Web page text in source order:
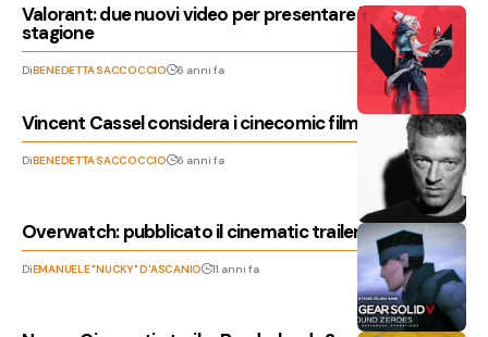
Valorant: due nuovi video per presentare la prima
stagione
DiBENEDETTA SACCOCCIO 6 anni fa
Vincent Cassel considera i cinecomic film per bambini
DiBENEDETTA SACCOCCIO 6 anni fa
Overwatch: pubblicato il cinematic trailer
DiEMANUELE "NUCKY" D'ASCANIO 11 anni fa